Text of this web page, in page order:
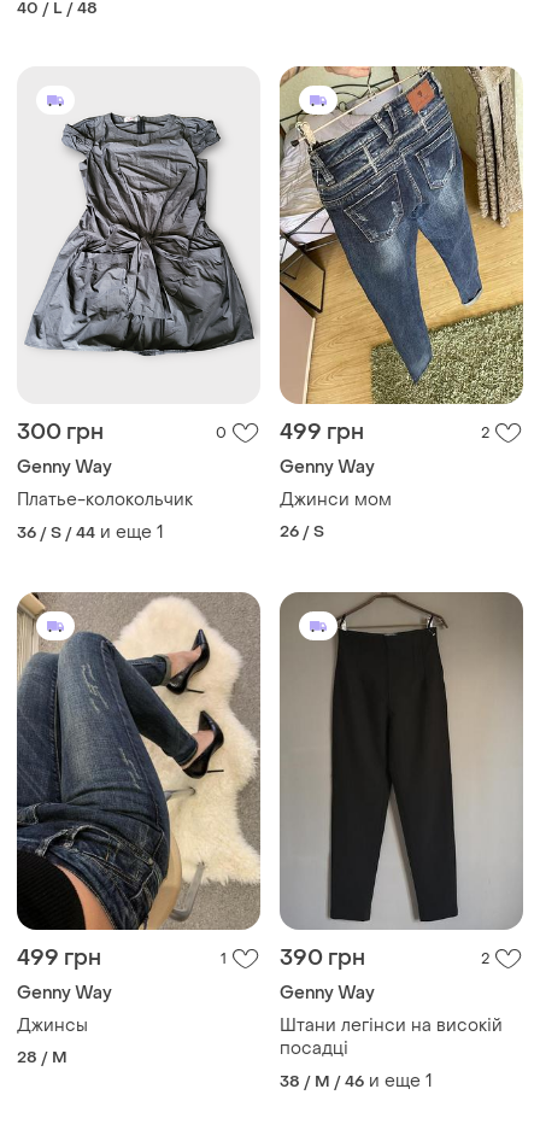
40 / L / 48
300 грн 0
Genny Way
Платье-колокольчик
36 / S / 44 и еще 1
499 грн 2
Genny Way
Джинси мом
26 / S
499 грн 1
Genny Way
Джинсы
28 / M
390 грн 2
Genny Way
Штани легінси на високій
посадці
38 / M / 46 и еще 1